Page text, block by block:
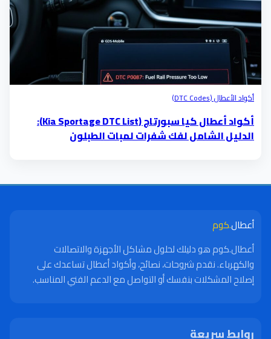
أكواد الأعطال (DTC Codes)
أكواد أعطال كيا سبورتاج (Kia Sportage DTC List):
الدليل الشامل لفك شفرات لمبات الطبلون
أعطال.كوم
أعطال.كوم هو دليلك لحلول مشاكل الأجهزة والاتصالات
والكهرباء. نقدم شروحات، نصائح، وأكواد أعطال تساعدك على
إصلاح المشكلات بنفسك أو التواصل مع الدعم الفني المناسب.
روابط سريعة